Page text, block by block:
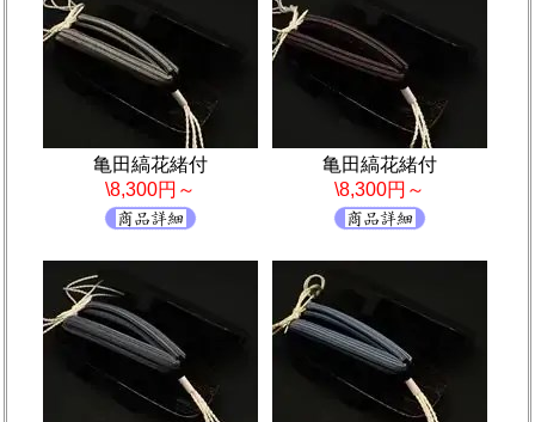
亀田縞花緒付
\8,300円～
亀田縞花緒付
\8,300円～